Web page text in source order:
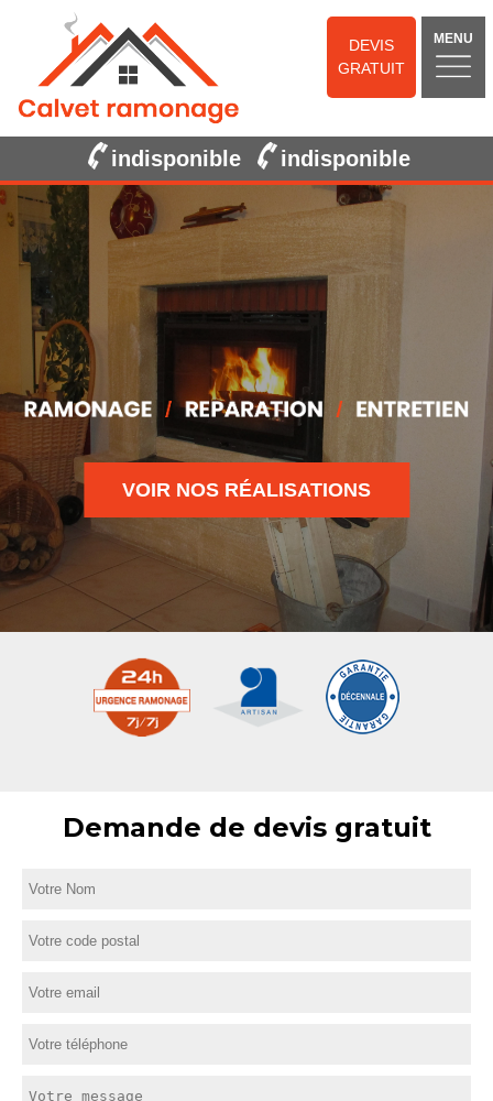
DEVIS
GRATUIT
MENU
indisponible indisponible
VOIR NOS RÉALISATIONS
Demande de devis gratuit